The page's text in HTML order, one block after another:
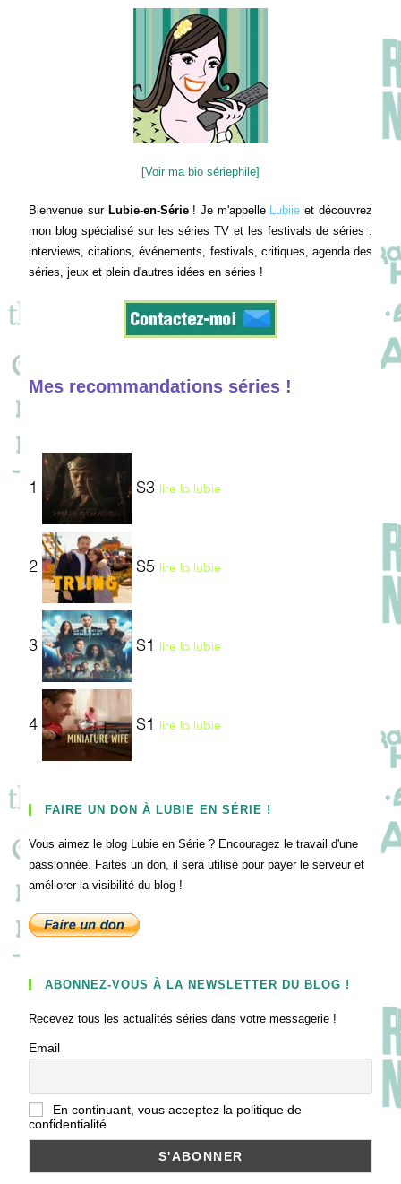
[Voir ma bio sériephile]
Bienvenue sur Lubie-en-Série! Je m'appelle Lubiie et découvrez
mon blog spécialisé sur les séries TV et les festivals de séries :
interviews, citations, événements, festivals, critiques, agenda des
séries, jeux et plein d'autres idées en séries !
Mes recommandations séries !
1 S3 lire la lubie
2 S5 lire la lubie
3 S1 lire la lubie
4 S1 lire la lubie
FAIRE UN DON À LUBIE EN SÉRIE !
Vous aimez le blog Lubie en Série ? Encouragez le travail d'une
passionnée. Faites un don, il sera utilisé pour payer le serveur et
améliorer la visibilité du blog !
ABONNEZ-VOUS À LA NEWSLETTER DU BLOG !
Recevez tous les actualités séries dans votre messagerie !
Email
En continuant, vous acceptez la politique de
confidentialité